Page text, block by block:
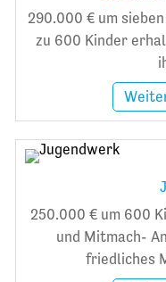
290.000 € um
zu 600 Kinder
250.000 € um 600
und Mitmach-
friedliches